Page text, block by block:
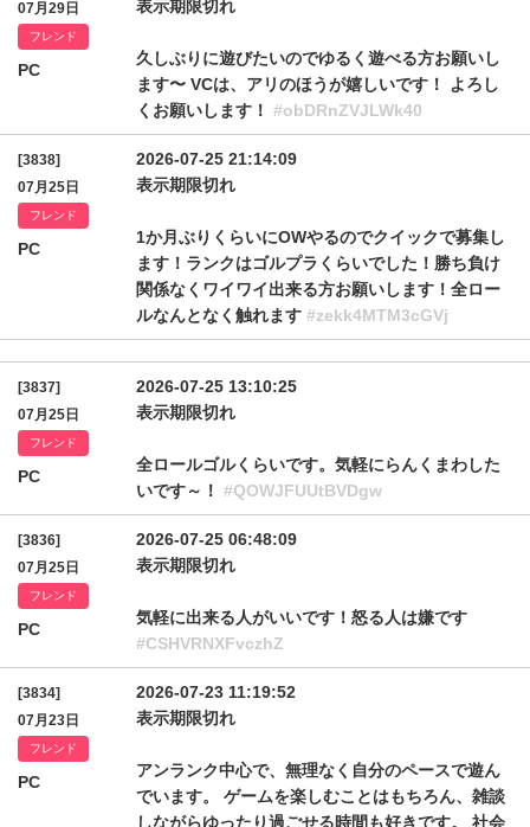
07月29日
フレンド
PC
表示期限切れ
久しぶりに遊びたいのでゆるく遊べる方お願いし
ます〜 VCは、アリのほうが嬉しいです！ よろし
くお願いします！ #obDRnZVJLWk40
[3838]
07月25日
フレンド
PC
2026-07-25 21:14:09
表示期限切れ
1か月ぶりくらいにOWやるのでクイックで募集し
ます！ランクはゴルプラくらいでした！勝ち負け
関係なくワイワイ出来る方お願いします！全ロー
ルなんとなく触れます #zekk4MTM3cGVj
[3837]
07月25日
フレンド
PC
2026-07-25 13:10:25
表示期限切れ
全ロールゴルくらいです。気軽にらんくまわした
いです～！ #QOWJFUUtBVDgw
[3836]
07月25日
フレンド
PC
2026-07-25 06:48:09
表示期限切れ
気軽に出来る人がいいです！怒る人は嫌です
#CSHVRNXFvczhZ
[3834]
07月23日
フレンド
PC
2026-07-23 11:19:52
表示期限切れ
アンランク中心で、無理なく自分のペースで遊ん
でいます。 ゲームを楽しむことはもちろん、雑談
しながらゆったり過ごせる時間も好きです。 社会